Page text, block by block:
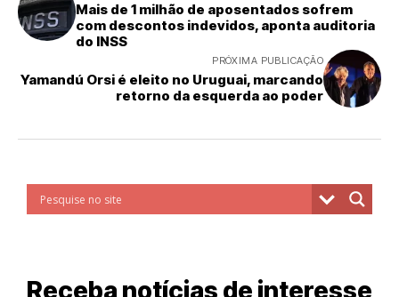
Mais de 1 milhão de aposentados sofrem
com descontos indevidos, aponta auditoria
do INSS
PRÓXIMA PUBLICAÇÃO
Yamandú Orsi é eleito no Uruguai, marcando
retorno da esquerda ao poder
Receba notícias de interesse